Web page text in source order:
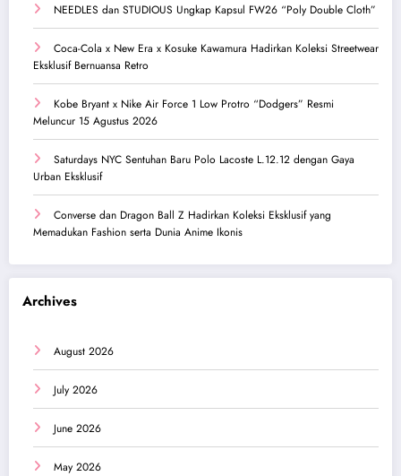
NEEDLES dan STUDIOUS Ungkap Kapsul FW26 “Poly Double Cloth”
Coca-Cola x New Era x Kosuke Kawamura Hadirkan Koleksi Streetwear
Eksklusif Bernuansa Retro
Kobe Bryant x Nike Air Force 1 Low Protro “Dodgers” Resmi
Meluncur 15 Agustus 2026
Saturdays NYC Sentuhan Baru Polo Lacoste L.12.12 dengan Gaya
Urban Eksklusif
Converse dan Dragon Ball Z Hadirkan Koleksi Eksklusif yang
Memadukan Fashion serta Dunia Anime Ikonis
Archives
August 2026
July 2026
June 2026
May 2026